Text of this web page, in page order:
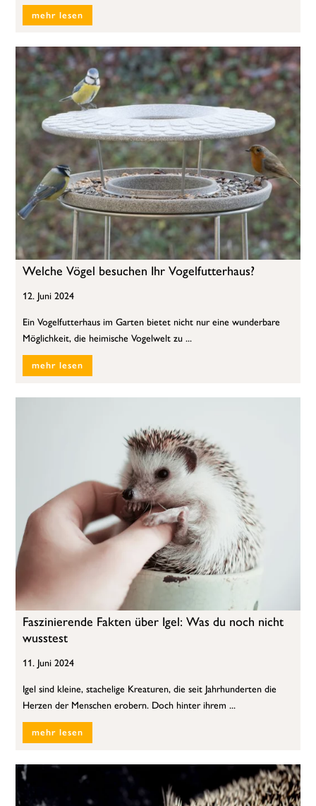
mehr lesen
Welche Vögel besuchen Ihr Vogelfutterhaus?
12. Juni 2024
Ein Vogelfutterhaus im Garten bietet nicht nur eine wunderbare
Möglichkeit, die heimische Vogelwelt zu ...
mehr lesen
Faszinierende Fakten über Igel: Was du noch nicht
wusstest
11. Juni 2024
Igel sind kleine, stachelige Kreaturen, die seit Jahrhunderten die
Herzen der Menschen erobern. Doch hinter ihrem ...
mehr lesen